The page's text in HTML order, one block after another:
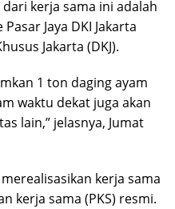
kerja sama ini adalah
Jaya DKI Jakarta
Jakarta (DKJ).
1 ton daging ayam
waktu dekat juga akan
lain,” jelasnya, Jumat
kerja sama
kerja sama (PKS) resmi.